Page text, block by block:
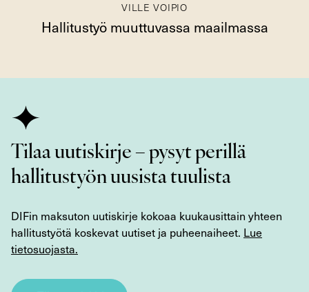
VILLE VOIPIO
Hallitustyö muuttuvassa maailmassa
Tilaa uutiskirje – pysyt perillä
hallitustyön uusista tuulista
DIFin maksuton uutiskirje kokoaa kuukausittain yhteen
hallitustyötä koskevat uutiset ja puheenaiheet. Lue
tietosuojasta.